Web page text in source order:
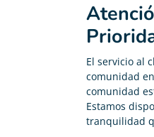
El servicio al
comunidad
comunidad
Estamos
tranquilidad